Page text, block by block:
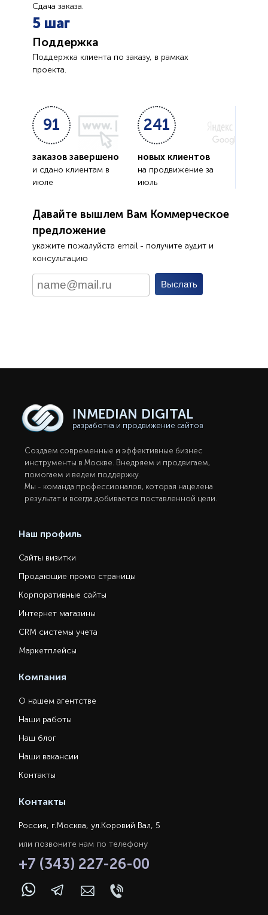
Сдача заказа.
5 шаг
Поддержка
Поддержка клиента по заказу, в рамках
проекта.
91
заказов завершено
и сдано клиентам в
июле
241
новых клиентов
на продвижение за
июль
Давайте вышлем Вам Коммерческое
предложение
укажите пожалуйста email - получите аудит и
консультацию
INMEDIAN DIGITAL
разработка и продвижение сайтов
Создаем современные и эффективные бизнес
инструменты в Москве. Внедряем и продвигаем,
помогаем и ведем поддержку.
Мы - команда профессионалов, которая нацелена
результат и всегда добивается поставленной цели.
Наш профиль
Сайты визитки
Продающие промо страницы
Корпоративные сайты
Интернет магазины
CRM системы учета
Маркетплейсы
Компания
О нашем агентстве
Наши работы
Наш блог
Наши вакансии
Контакты
Контакты
Россия, г.Москва, ул.Коровий Вал, 5
или позвоните нам по телефону
+7 (343) 227-26-00